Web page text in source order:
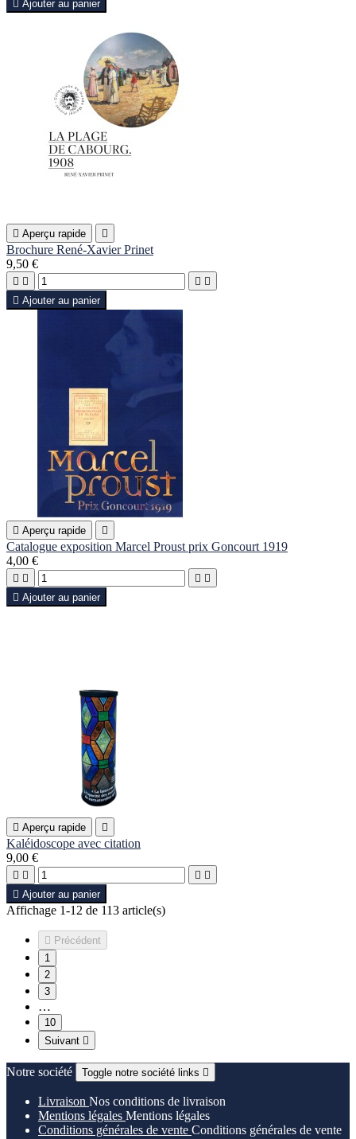
 Ajouter au panier
 Aperçu rapide 
Brochure René-Xavier Prinet
9,50 €
   
 Ajouter au panier
 Aperçu rapide 
Catalogue exposition Marcel Proust prix Goncourt 1919
4,00 €
   
 Ajouter au panier
 Aperçu rapide 
Kaléidoscope avec citation
9,00 €
   
 Ajouter au panier
Affichage 1-12 de 113 article(s)
 Précédent
1
2
3
…
10
Suivant 
Notre société Toggle notre société links 
Livraison Nos conditions de livraison
Mentions légales Mentions légales
Conditions générales de vente Conditions générales de vente